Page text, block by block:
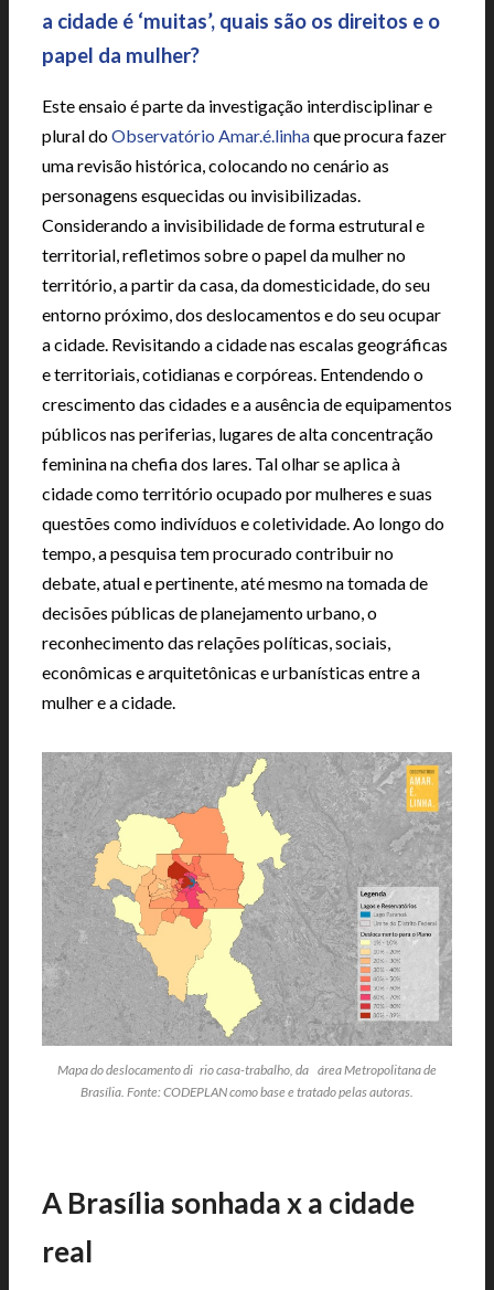
a cidade é ‘muitas’, quais são os direitos e o
papel da mulher?
Este ensaio é parte da investigação interdisciplinar e
plural doObservatório Amar.é.linhaque procura fazer
uma revisão histórica, colocando no cenário as
personagens esquecidas ou invisibilizadas.
Considerando a invisibilidade de forma estrutural e
territorial, refletimos sobre o papel da mulher no
território, a partir da casa, da domesticidade, do seu
entorno próximo, dos deslocamentos e do seu ocupar
a cidade. Revisitando a cidade nas escalas geográficas
e territoriais, cotidianas e corpóreas. Entendendo o
crescimento das cidades e a ausência de equipamentos
públicos nas periferias, lugares de alta concentração
feminina na chefia dos lares. Tal olhar se aplica à
cidade como território ocupado por mulheres e suas
questões como indivíduos e coletividade. Ao longo do
tempo, a pesquisa tem procurado contribuir no
debate, atual e pertinente, até mesmo na tomada de
decisões públicas de planejamento urbano, o
reconhecimento das relações políticas, sociais,
econômicas e arquitetônicas e urbanísticas entre a
mulher e a cidade.
Mapa do deslocamento di rio casa-trabalho, da área Metropolitana de
Brasília. Fonte: CODEPLAN como base e tratado pelas autoras.
A Brasília sonhada x a cidade
real